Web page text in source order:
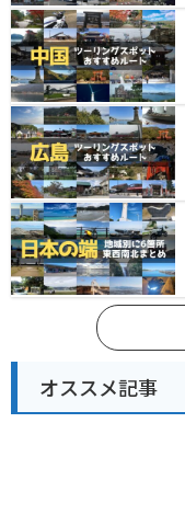
オススメ記事